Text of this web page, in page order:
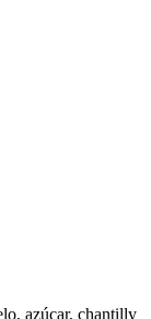
azúcar, chantilly